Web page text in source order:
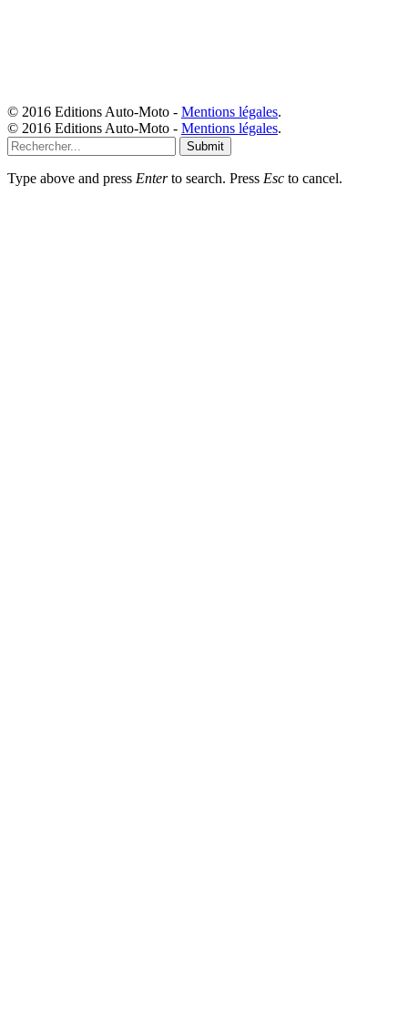
© 2016 Editions Auto-Moto - Mentions légales.
© 2016 Editions Auto-Moto - Mentions légales.
Submit
Type above and press Enterto search. Press Esc to cancel.